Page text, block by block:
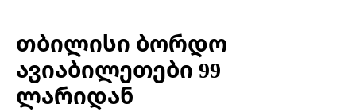
თბილისი ბორდო
ავიაბილეთები 99
ლარიდან